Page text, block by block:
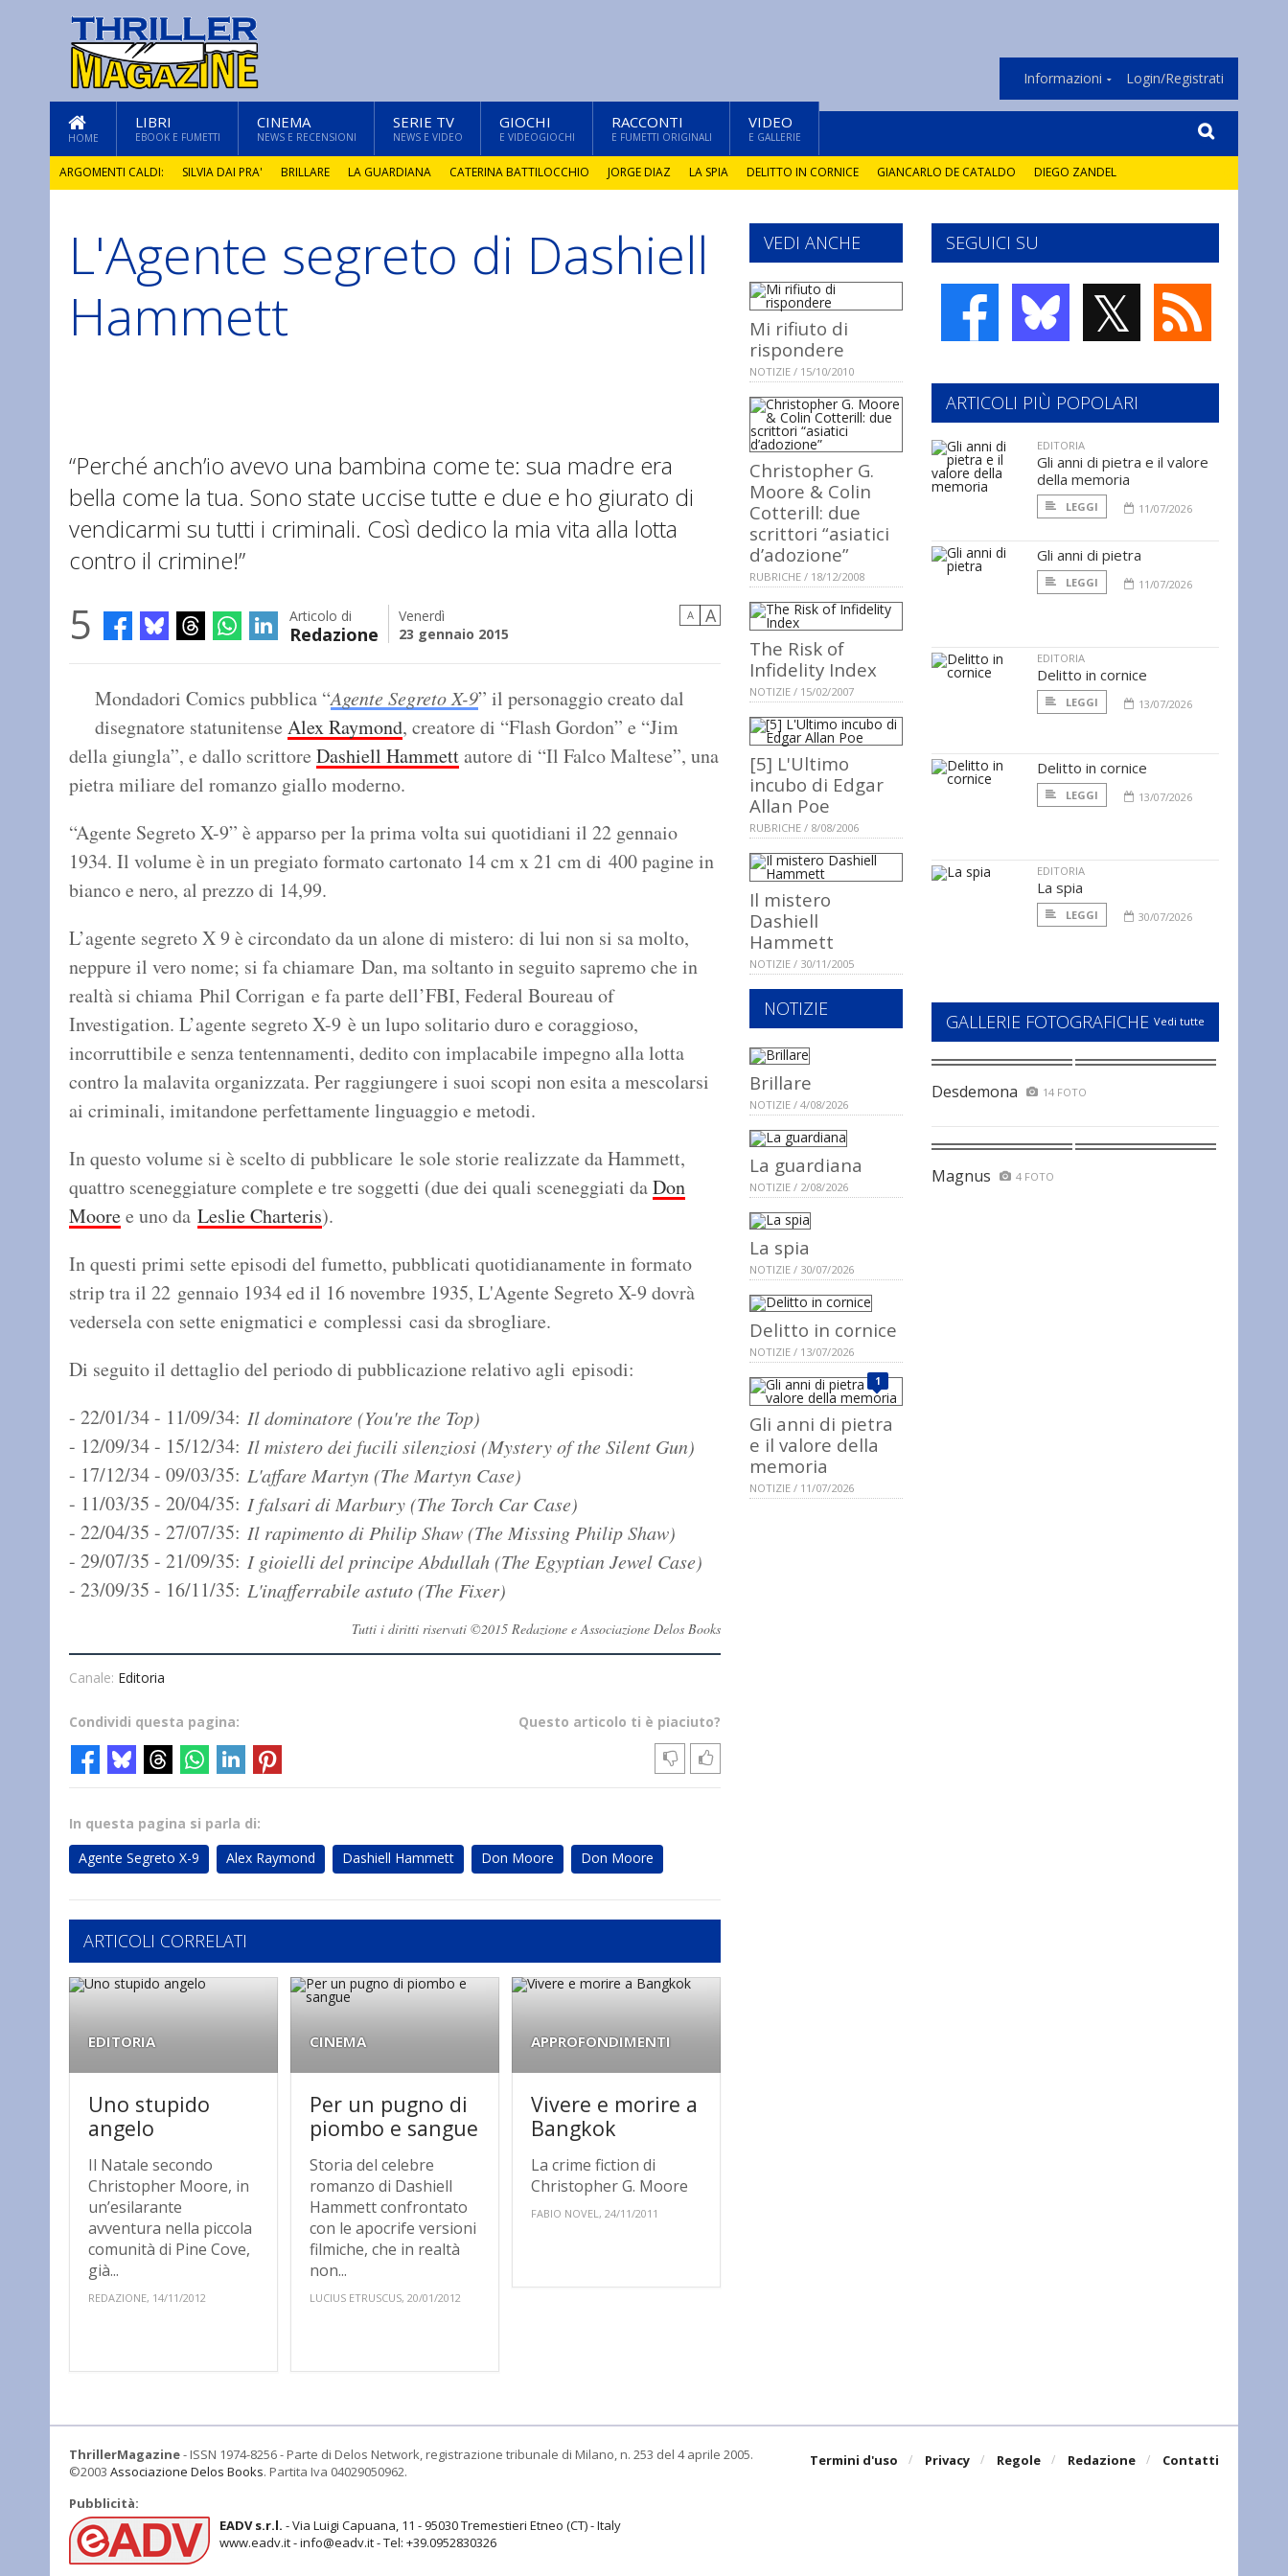
Informazioni Login/Registrati
HOME
LIBRI
EBOOK E FUMETTI
CINEMA
NEWS E RECENSIONI
SERIE TV
NEWS E VIDEO
GIOCHI
E VIDEOGIOCHI
RACCONTI
E FUMETTI ORIGINALI
VIDEO
E GALLERIE
ARGOMENTI CALDI: SILVIA DAI PRA' BRILLARE LA GUARDIANA CATERINA BATTILOCCHIO JORGE DIAZ LA SPIA DELITTO IN CORNICE GIANCARLO DE CATALDO DIEGO ZANDEL
L'Agente segreto di Dashiell
Hammett
“Perché anch’io avevo una bambina come te: sua madre era
bella come la tua. Sono state uccise tutte e due e ho giurato di
vendicarmi su tutti i criminali. Così dedico la mia vita alla lotta
contro il crimine!”
5 Articolo di
Redazione
Venerdì
23 gennaio 2015
A A
Mondadori Comics pubblica “Agente Segreto X-9” il personaggio creato dal
disegnatore statunitense Alex Raymond, creatore di “Flash Gordon” e “Jim
della giungla”, e dallo scrittore Dashiell Hammettautore di “Il Falco Maltese”, una
pietra miliare del romanzo giallo moderno.
“Agente Segreto X-9” è apparso per la prima volta sui quotidiani il 22 gennaio
1934. Il volume è in un pregiato formato cartonato 14 cm x 21 cm di 400 pagine in
bianco e nero, al prezzo di 14,99.
L’agente segreto X 9 è circondato da un alone di mistero: di lui non si sa molto,
neppure il vero nome; si fa chiamare Dan, ma soltanto in seguito sapremo che in
realtà si chiama Phil Corrigan e fa parte dell’FBI, Federal Boureau of
Investigation. L’agente segreto X-9 è un lupo solitario duro e coraggioso,
incorruttibile e senza tentennamenti, dedito con implacabile impegno alla lotta
contro la malavita organizzata. Per raggiungere i suoi scopi non esita a mescolarsi
ai criminali, imitandone perfettamente linguaggio e metodi.
In questo volume si è scelto di pubblicare le sole storie realizzate da Hammett,
quattro sceneggiature complete e tre soggetti (due dei quali sceneggiati daDon
Mooree uno da Leslie Charteris).
In questi primi sette episodi del fumetto, pubblicati quotidianamente in formato
strip tra il 22 gennaio 1934 ed il 16 novembre 1935, L'Agente Segreto X-9 dovrà
vedersela con sette enigmatici e complessi casi da sbrogliare.
Di seguito il dettaglio del periodo di pubblicazione relativo agli episodi:
- 22/01/34 - 11/09/34: Il dominatore (You're the Top)
- 12/09/34 - 15/12/34: Il mistero dei fucili silenziosi (Mystery of the Silent Gun)
- 17/12/34 - 09/03/35: L'affare Martyn (The Martyn Case)
- 11/03/35 - 20/04/35: I falsari di Marbury (The Torch Car Case)
- 22/04/35 - 27/07/35: Il rapimento di Philip Shaw (The Missing Philip Shaw)
- 29/07/35 - 21/09/35: I gioielli del principe Abdullah (The Egyptian Jewel Case)
- 23/09/35 - 16/11/35: L'inafferrabile astuto (The Fixer)
Tutti i diritti riservati ©2015 Redazione e Associazione Delos Books
Canale: Editoria
Questo articolo ti è piaciuto?
Condividi questa pagina:
In questa pagina si parla di:
Agente Segreto X-9
Alex Raymond Dashiell Hammett Don Moore Don Moore
ARTICOLI CORRELATI
EDITORIA
Uno stupido
angelo
Il Natale secondo
Christopher Moore, in
un’esilarante
avventura nella piccola
comunità di Pine Cove,
già...
REDAZIONE, 14/11/2012
CINEMA
Per un pugno di
piombo e sangue
Storia del celebre
romanzo di Dashiell
Hammett confrontato
con le apocrife versioni
filmiche, che in realtà
non...
LUCIUS ETRUSCUS, 20/01/2012
APPROFONDIMENTI
Vivere e morire a
Bangkok
La crime fiction di
Christopher G. Moore
FABIO NOVEL, 24/11/2011
SEGUICI SU
𝕏
VEDI ANCHE
Mi rifiuto di
rispondere
NOTIZIE / 15/10/2010
Christopher G.
Moore & Colin
Cotterill: due
scrittori “asiatici
d’adozione”
RUBRICHE / 18/12/2008
The Risk of
Infidelity Index
NOTIZIE / 15/02/2007
[5] L'Ultimo
incubo di Edgar
Allan Poe
RUBRICHE / 8/08/2006
Il mistero
Dashiell
Hammett
NOTIZIE / 30/11/2005
NOTIZIE
Brillare
NOTIZIE / 4/08/2026
La guardiana
NOTIZIE / 2/08/2026
La spia
NOTIZIE / 30/07/2026
Delitto in cornice
NOTIZIE / 13/07/2026
1
Gli anni di pietra
e il valore della
memoria
NOTIZIE / 11/07/2026
ARTICOLI PIÙ POPOLARI
EDITORIA
Gli anni di pietra e il valore
della memoria
LEGGI 11/07/2026
Gli anni di pietra
LEGGI 11/07/2026
EDITORIA
Delitto in cornice
LEGGI 13/07/2026
Delitto in cornice
LEGGI 13/07/2026
EDITORIA
La spia
LEGGI 30/07/2026
GALLERIE FOTOGRAFICHE Vedi tutte
Desdemona 14 FOTO
Magnus 4 FOTO
Termini d'uso Privacy Regole Redazione Contatti
ThrillerMagazine- ISSN 1974-8256 - Parte di Delos Network, registrazione tribunale di Milano, n. 253 del 4 aprile 2005.
©2003 Associazione Delos Books. Partita Iva 04029050962.
Pubblicità:
EADV s.r.l. - Via Luigi Capuana, 11 - 95030 Tremestieri Etneo (CT) - Italy
www.eadv.it - info@eadv.it - Tel: +39.0952830326